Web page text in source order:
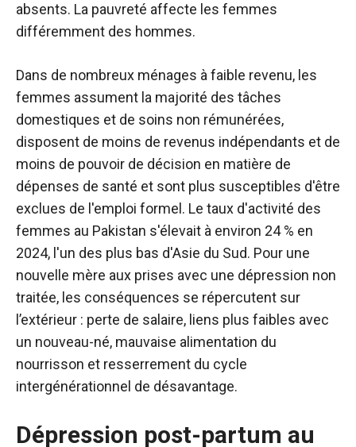
absents. La pauvreté affecte les femmes
différemment des hommes.
Dans de nombreux ménages à faible revenu, les
femmes assument la majorité des tâches
domestiques et de soins non rémunérées,
disposent de moins de revenus indépendants et de
moins de pouvoir de décision en matière de
dépenses de santé et sont plus susceptibles d'être
exclues de l'emploi formel. Le taux d'activité des
femmes au Pakistan s'élevait à environ 24 % en
2024, l'un des plus bas d'Asie du Sud. Pour une
nouvelle mère aux prises avec une dépression non
traitée, les conséquences se répercutent sur
l’extérieur : perte de salaire, liens plus faibles avec
un nouveau-né, mauvaise alimentation du
nourrisson et resserrement du cycle
intergénérationnel de désavantage.
Dépression post-partum au